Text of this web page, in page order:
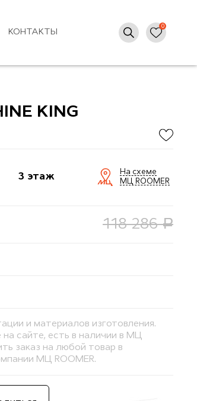
КОНТАКТЫ
KING
3 этаж
На схеме
МЦ ROOMER
118 286руб.
и материалов изготовления.
сайте, есть в наличии в МЦ
заказ на любой товар в
МЦ ROOMER.